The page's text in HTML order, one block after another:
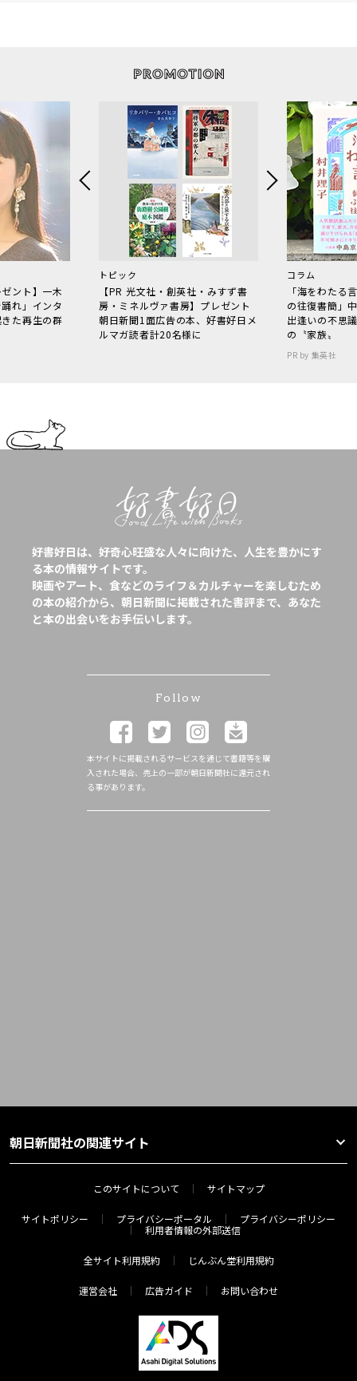
ント】一木
れ」インタ
た再生の群
トピック
【PR 光文社・創英社・みすず書
房・ミネルヴァ書房】プレゼント
朝日新聞1面広告の本、好書好日メ
ルマガ読者計20名様に
コラム
「海をわた
の往復書簡」
出逢いの不思
の〝家族〟
PR by 集英社
好書好日は、好奇心旺盛な人々に向けた、人生を豊かにす
る本の情報サイトです。
映画やアート、食などのライフ＆カルチャーを楽しむため
の本の紹介から、朝日新聞に掲載された書評まで、あなた
と本の出会いをお手伝いします。
Follow
本サイトに掲載されるサービスを通じて書籍等を購
入された場合、売上の一部が朝日新聞社に還元され
る事があります。
朝日新聞社の関連サイト
このサイトについて サイトマップ
サイトポリシー プライバシーポータル
プライバシーポリシー
利用者情報の外部送信
全サイト利用規約 じんぶん堂利用規約
運営会社 広告ガイド お問い合わせ